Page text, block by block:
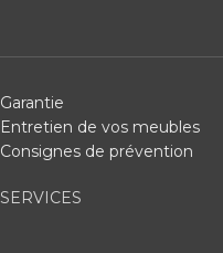
Garantie
Entretien de vos meubles
Consignes de prévention
SERVICES